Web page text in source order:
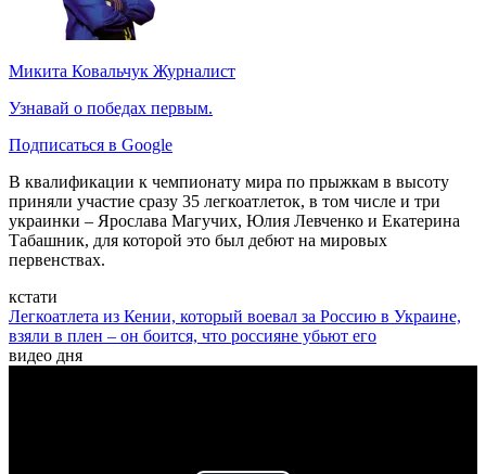
Микита Ковальчук Журналист
Узнавай о победах первым.
Подписаться в Google
В квалификации к чемпионату мира по прыжкам в высоту
приняли участие сразу 35 легкоатлеток, в том числе и три
украинки – Ярослава Магучих, Юлия Левченко и Екатерина
Табашник, для которой это был дебют на мировых
первенствах.
кстати
Легкоатлета из Кении, который воевал за Россию в Украине,
взяли в плен – он боится, что россияне убьют его
видео дня